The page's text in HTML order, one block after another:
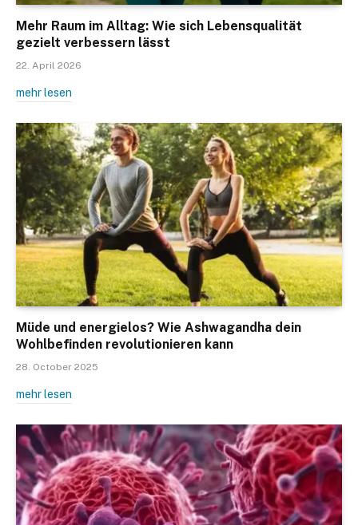
Mehr Raum im Alltag: Wie sich Lebensqualität
gezielt verbessern lässt
22. April 2026
mehr lesen
Müde und energielos? Wie Ashwagandha dein
Wohlbefinden revolutionieren kann
28. October 2025
mehr lesen